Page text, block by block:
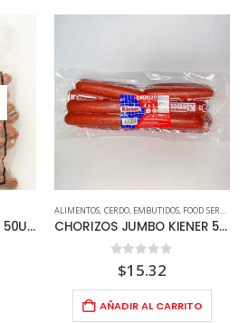
CHORIZOS DON LUCHO 50UND – PICANTE/SIN PICANTE
ALIMENTOS, CERDO, EMBUTIDOS, FOOD SERVICE
CHORIZOS JUMBO KIENER 5LB
out of 5
$15.32
AÑADIR AL CARRITO